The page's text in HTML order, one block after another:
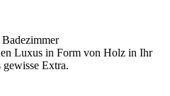
Luxus in Form von Holz in Ihr
Extra.